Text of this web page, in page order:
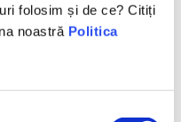
folosim și de ce? Citiți
noastră Politica
prevenirea